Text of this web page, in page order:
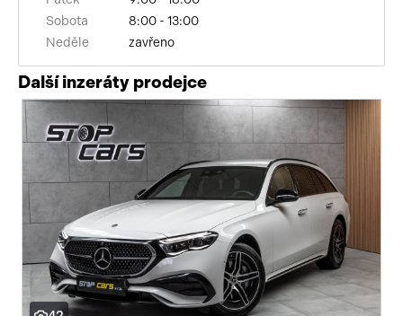
sledování únavy řidiče
výškově nastavitelná sedadla
zadní loketní opěrka
nouzové brzdění (PEBS)
bluetooth
palubní počítač
Sobota
8:00 - 13:00
Neděle
zavřeno
Další inzeráty prodejce